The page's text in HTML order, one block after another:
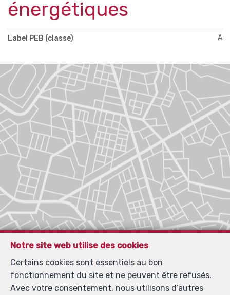
énergétiques
Label PEB (classe) A
Notre site web utilise des cookies
Certains cookies sont essentiels au bon
fonctionnement du site et ne peuvent être refusés.
Avec votre consentement, nous utilisons d’autres